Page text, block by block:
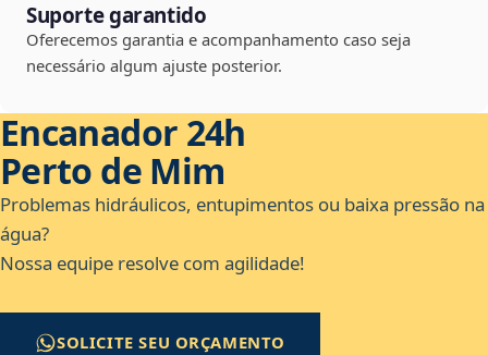
Suporte garantido
Oferecemos garantia e acompanhamento caso seja
necessário algum ajuste posterior.
Encanador 24h
Perto de Mim
Problemas hidráulicos, entupimentos ou baixa pressão na
água?
Nossa equipe resolve com agilidade!
SOLICITE SEU ORÇAMENTO